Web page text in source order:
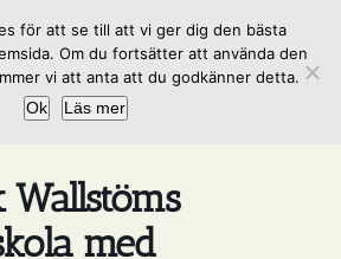
Wallstöms
med
för att se till att vi ger dig den bästa
Om du fortsätter att använda den
vi att anta att du godkänner detta.
Ok
Läs mer